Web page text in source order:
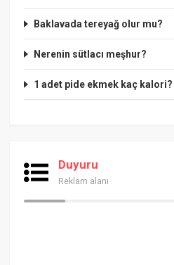
Baklavada tereyağ olur mu?
Nerenin sütlacı meşhur?
1 adet pide ekmek kaç kalori?
Duyuru
Reklam alanı